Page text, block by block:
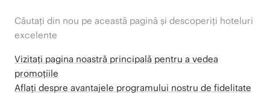
Căutați din nou pe această pagină și descoperiți hoteluri
excelente
Vizitați pagina noastră principală pentru a vedea
promoțiile
Aflați despre avantajele programului nostru de fidelitate